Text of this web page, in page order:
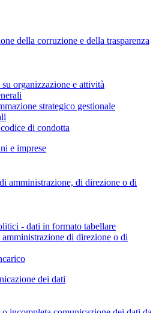
della corruzione e della trasparenza
organizzazione e attività
strategico gestionale
di condotta
e imprese
amministrazione, di direzione o di
- dati in formato tabellare
di direzione o di
dei dati